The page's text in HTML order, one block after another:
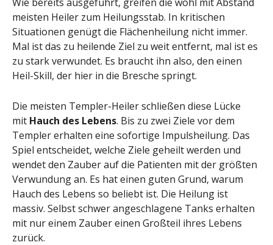
meisten Heiler zum Heilungsstab. In kritischen
Situationen genügt die Flächenheilung nicht immer.
Mal ist das zu heilende Ziel zu weit entfernt, mal ist es
zu stark verwundet. Es braucht ihn also, den einen
Heil-Skill, der hier in die Bresche springt.
Die meisten Templer-Heiler schließen diese Lücke
mit Hauch des Lebens. Bis zu zwei Ziele vor dem
Templer erhalten eine sofortige Impulsheilung. Das
Spiel entscheidet, welche Ziele geheilt werden und
wendet den Zauber auf die Patienten mit der größten
Verwundung an. Es hat einen guten Grund, warum
Hauch des Lebens so beliebt ist. Die Heilung ist
massiv. Selbst schwer angeschlagene Tanks erhalten
mit nur einem Zauber einen Großteil ihres Lebens
zurück.